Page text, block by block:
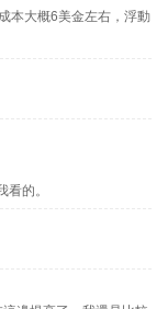
本大概6美金左右，浮動
的。